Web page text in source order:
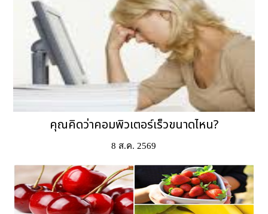
คุณคิดว่าคอมพิวเตอร์เร็วขนาดไหน?
8 ส.ค. 2569